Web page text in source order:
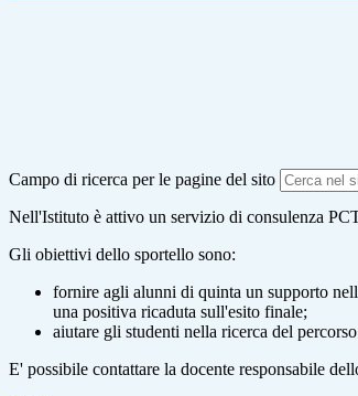
Campo di ricerca per le pagine del sito
Nell'Istituto è attivo un servizio di consulenza
Gli obiettivi dello sportello sono:
fornire agli alunni di quinta un supporto
una positiva ricaduta sull'esito finale;
aiutare gli studenti nella ricerca del
E' possibile contattare la docente responsabile